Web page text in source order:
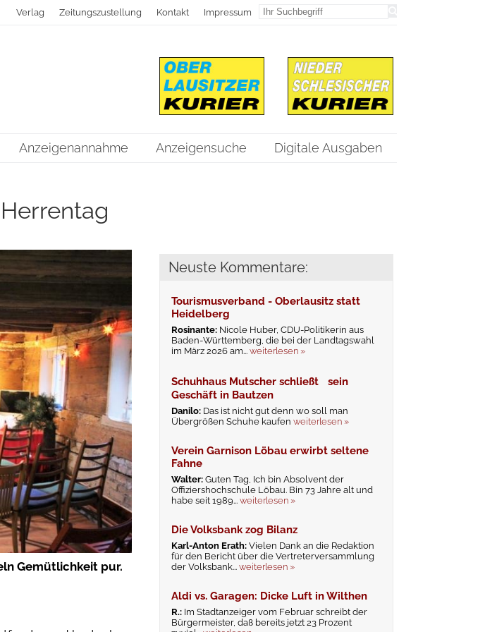
Verlag Zeitungszustellung Kontakt Impressum
Anzeigenannahme Anzeigensuche Digitale Ausgaben
Gemütlichkeit pur.
Neuste Kommentare:
Tourismusverband - Oberlausitz statt
Heidelberg
Rosinante: Nicole Huber, CDU-Politikerin aus
Baden-Württemberg, die bei der Landtagswahl
im März 2026 am...weiterlesen »
Schuhhaus Mutscher schließt sein
Geschäft in Bautzen
Danilo: Das ist nicht gut denn wo soll man
Übergrößen Schuhe kaufenweiterlesen »
Verein Garnison Löbau erwirbt seltene
Fahne
Walter:Guten Tag, Ich bin Absolvent der
Offiziershochschule Löbau. Bin 73 Jahre alt und
habe seit 1989...weiterlesen »
Die Volksbank zog Bilanz
Karl-Anton Erath:Vielen Dank an die Redaktion
für den Bericht über die Vertreterversammlung
der Volksbank...weiterlesen »
Aldi vs. Garagen: Dicke Luft in Wilthen
R.: Im Stadtanzeiger vom Februar schreibt der
Bürgermeister, daß bereits jetzt 23 Prozent